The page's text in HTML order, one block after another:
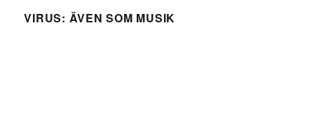
VIRUS: ÄVEN SOM MUSIK